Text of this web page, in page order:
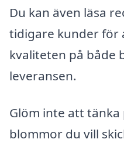
Du kan även läsa
tidigare kunder för
kvaliteten på både
leveransen.
Glöm inte att tänka
blommor du vill